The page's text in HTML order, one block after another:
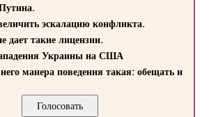
эскалацию конфликта.
дает такие лицензии.
Украины на США
манера поведения такая: обещать и